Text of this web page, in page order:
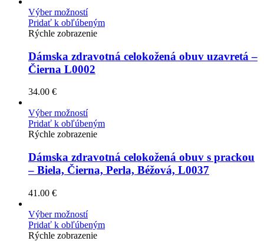
Výber možností
Pridať k obľúbeným
Rýchle zobrazenie
Dámska zdravotná celokožená obuv uzavretá –
Čierna L0002
34.00 €
Výber možností
Pridať k obľúbeným
Rýchle zobrazenie
Dámska zdravotná celokožená obuv s prackou
– Biela, Čierna, Perla, Béžová, L0037
41.00 €
Výber možností
Pridať k obľúbeným
Rýchle zobrazenie